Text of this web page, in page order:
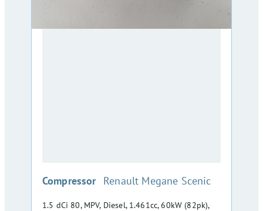
Compressor :Renault Megane Scenic
1.5 dCi 80, MPV, Diesel, 1.461cc, 60kW (82pk),